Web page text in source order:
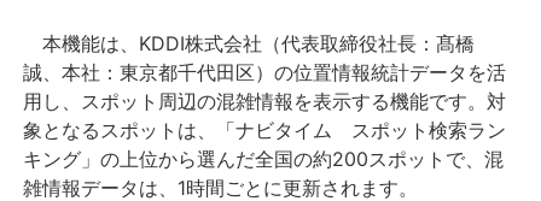
本機能は、 KDDI株式会社（代表取締役社長：髙橋
誠、本社：東京都千代田区）の位置情報統計データを活
用し、スポット周辺の混雑情報を表示する機能です。対
象となるスポットは、「ナビタイム スポット検索ラン
キング」の上位から選んだ全国の約200スポットで、混
雑情報データは、 1時間ごとに更新されます。